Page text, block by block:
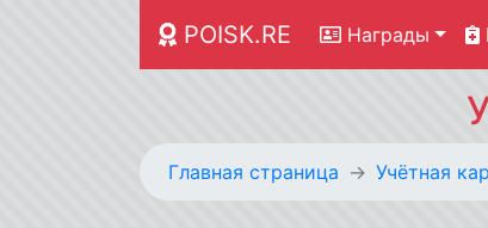
POISK.RE Награды
Главная страница Учётная